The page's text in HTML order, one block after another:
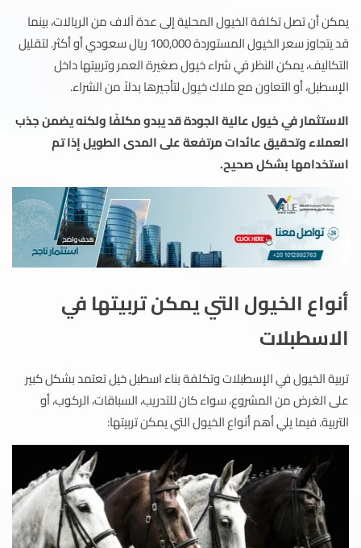
يمكن أن تصل تكلفة الخيول المحلية إلى عدة آلاف من الريالات، بينما
قد يتجاوز سعر الخيول المستوردة 100,000 ريال سعودي أو أكثر. لتقليل
التكاليف، يمكن النظر في شراء خيول صغيرة العمر وتربيتها داخل
الإسطبل، أو التعاون مع ملاك خيول لتأجيرها بدلاً من الشراء.
الاستثمار في خيول عالية الجودة قد يبدو مكلفًا ولكنه يضمن جذب
العملاء وتحقيق عائدات مرتفعة على المدى الطويل إذا تم
استخدامها بشكل صحيح.
أنواع الخيول التي يمكن تربيتها في
الاسطبلات
تربية الخيول في الإسطبلات وتكلفة بناء اسطبل خيل تعتمد بشكل كبير
على الغرض من المشروع، سواء كان للتدريب، السباقات، الركوب، أو
التربية. فيما يلي أهم أنواع الخيول التي يمكن تربيتها: